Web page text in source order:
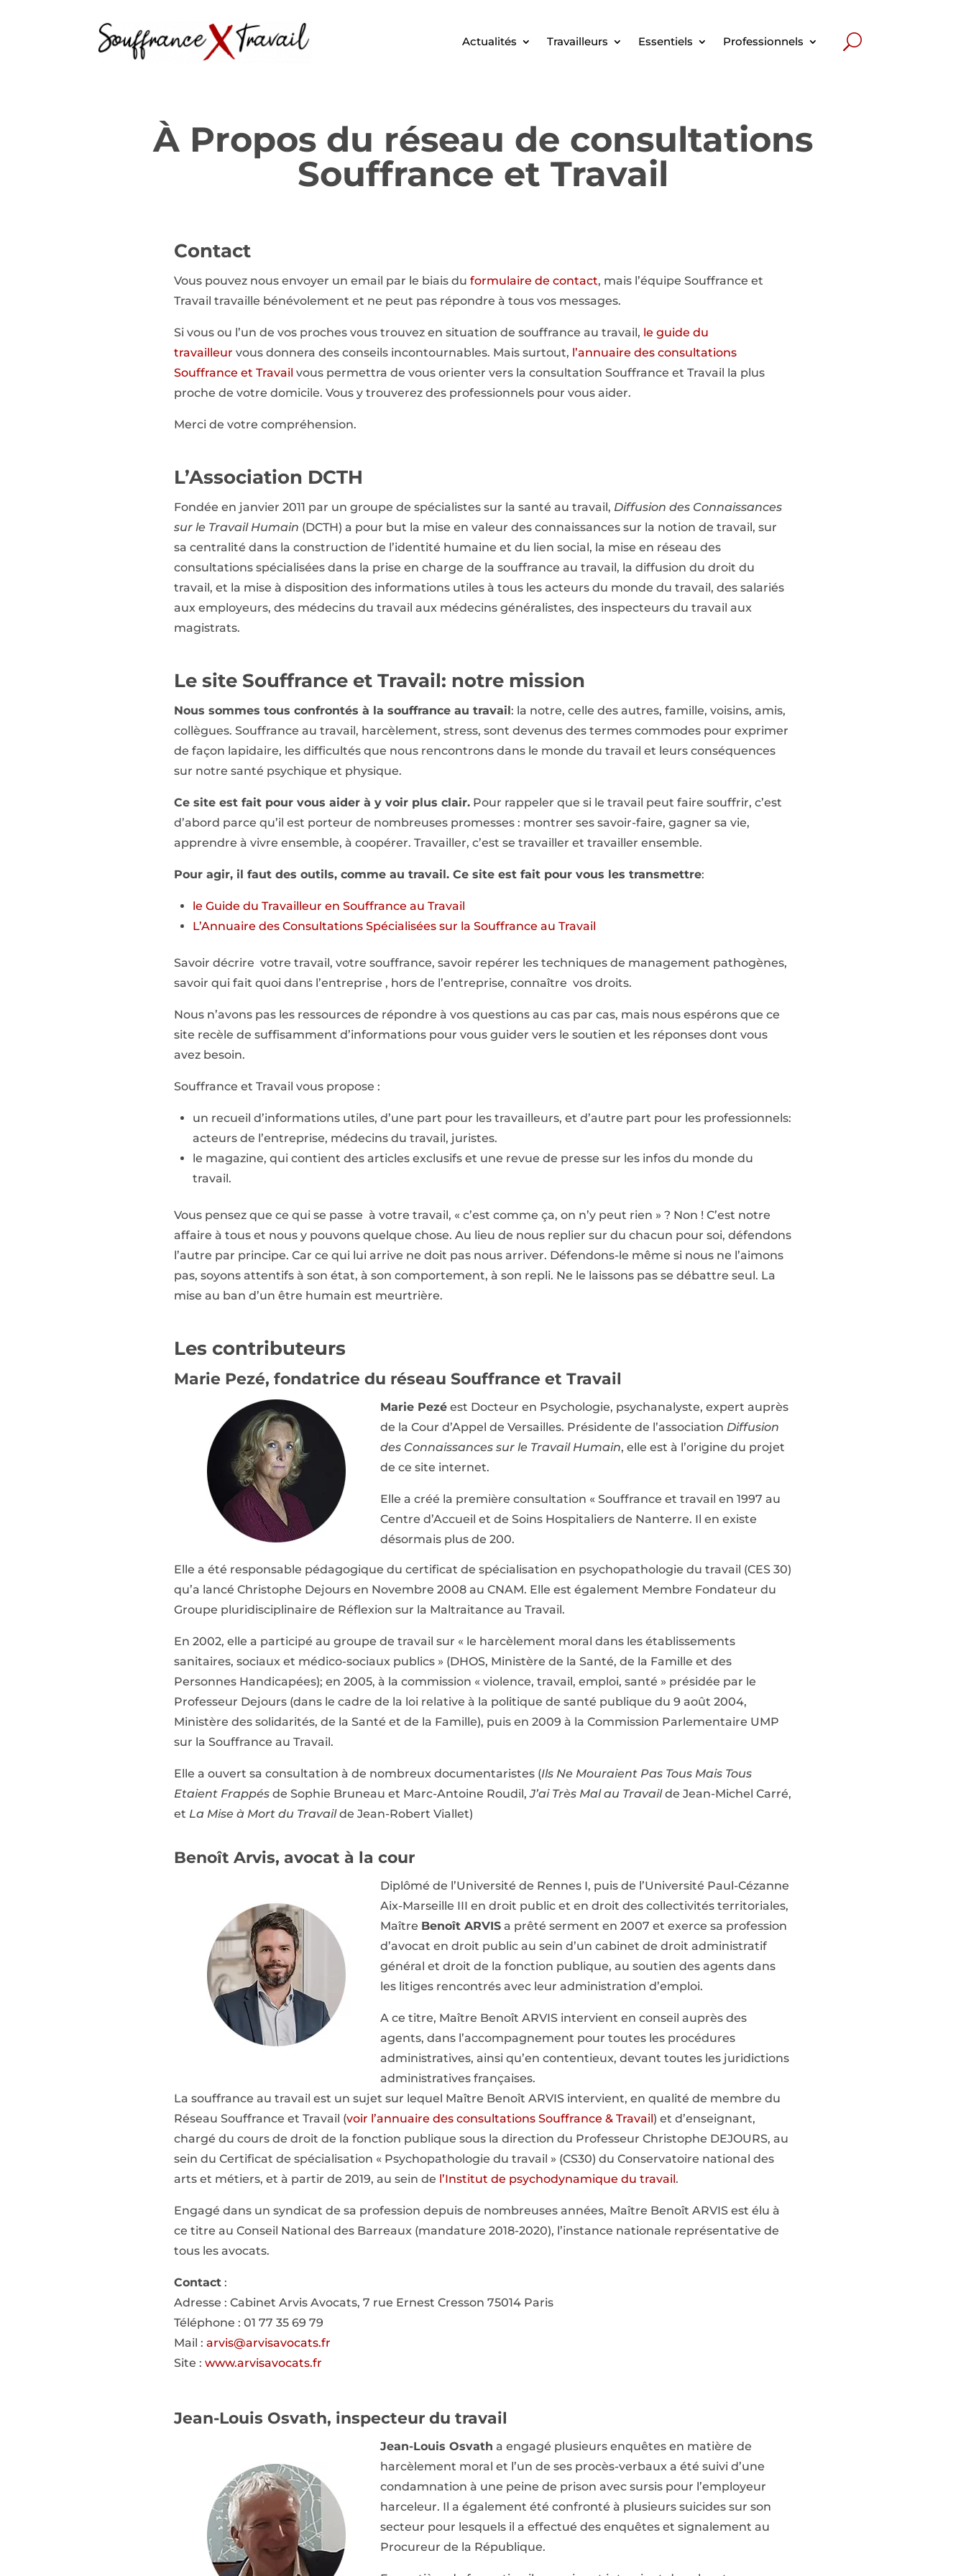
Actualités Travailleurs Essentiels Professionnels
À Propos du réseau de consultations
Souffrance et Travail
Contact
Vous pouvez nous envoyer un email par le biais du formulaire de contact, mais l’équipe Souffrance et
Travail travaille bénévolement et ne peut pas répondre à tous vos messages.
Si vous ou l’un de vos proches vous trouvez en situation de souffrance au travail, le guide du
travailleur vous donnera des conseils incontournables. Mais surtout, l’annuaire des consultations
Souffrance et Travail vous permettra de vous orienter vers la consultation Souffrance et Travail la plus
proche de votre domicile. Vous y trouverez des professionnels pour vous aider.
Merci de votre compréhension.
L’Association DCTH
Fondée en janvier 2011 par un groupe de spécialistes sur la santé au travail, Diffusion des Connaissances
sur le Travail Humain (DCTH) a pour but la mise en valeur des connaissances sur la notion de travail, sur
sa centralité dans la construction de l’identité humaine et du lien social, la mise en réseau des
consultations spécialisées dans la prise en charge de la souffrance au travail, la diffusion du droit du
travail, et la mise à disposition des informations utiles à tous les acteurs du monde du travail, des salariés
aux employeurs, des médecins du travail aux médecins généralistes, des inspecteurs du travail aux
magistrats.
Le site Souffrance et Travail: notre mission
Nous sommes tous confrontés à la souffrance au travail: la notre, celle des autres, famille, voisins, amis,
collègues. Souffrance au travail, harcèlement, stress, sont devenus des termes commodes pour exprimer
de façon lapidaire, les difficultés que nous rencontrons dans le monde du travail et leurs conséquences
sur notre santé psychique et physique.
Ce site est fait pour vous aider à y voir plus clair.Pour rappeler que si le travail peut faire souffrir, c’est
d’abord parce qu’il est porteur de nombreuses promesses : montrer ses savoir-faire, gagner sa vie,
apprendre à vivre ensemble, à coopérer. Travailler, c’est se travailler et travailler ensemble.
Pour agir, il faut des outils, comme au travail. Ce site est fait pour vous les transmettre:
le Guide du Travailleur en Souffrance au Travail
L’Annuaire des Consultations Spécialisées sur la Souffrance au Travail
Savoir décrire votre travail, votre souffrance, savoir repérer les techniques de management pathogènes,
savoir qui fait quoi dans l’entreprise , hors de l’entreprise, connaître vos droits.
Nous n’avons pas les ressources de répondre à vos questions au cas par cas, mais nous espérons que ce
site recèle de suffisamment d’informations pour vous guider vers le soutien et les réponses dont vous
avez besoin.
Souffrance et Travail vous propose :
un recueil d’informations utiles, d’une part pour les travailleurs, et d’autre part pour les professionnels:
acteurs de l’entreprise, médecins du travail, juristes.
le magazine, qui contient des articles exclusifs et une revue de presse sur les infos du monde du
travail.
Vous pensez que ce qui se passe à votre travail, « c’est comme ça, on n’y peut rien » ? Non ! C’est notre
affaire à tous et nous y pouvons quelque chose. Au lieu de nous replier sur du chacun pour soi, défendons
l’autre par principe. Car ce qui lui arrive ne doit pas nous arriver. Défendons-le même si nous ne l’aimons
pas, soyons attentifs à son état, à son comportement, à son repli. Ne le laissons pas se débattre seul. La
mise au ban d’un être humain est meurtrière.
Les contributeurs
Marie Pezé, fondatrice du réseau Souffrance et Travail
Marie Pezéest Docteur en Psychologie, psychanalyste, expert auprès
de la Cour d’Appel de Versailles. Présidente de l’association Diffusion
des Connaissances sur le Travail Humain, elle est à l’origine du projet
de ce site internet.
Elle a créé la première consultation « Souffrance et travail en 1997 au
Centre d’Accueil et de Soins Hospitaliers de Nanterre. Il en existe
désormais plus de 200.
Elle a été responsable pédagogique du certificat de spécialisation en psychopathologie du travail (CES 30)
qu’a lancé Christophe Dejours en Novembre 2008 au CNAM. Elle est également Membre Fondateur du
Groupe pluridisciplinaire de Réflexion sur la Maltraitance au Travail.
En 2002, elle a participé au groupe de travail sur « le harcèlement moral dans les établissements
sanitaires, sociaux et médico-sociaux publics » (DHOS, Ministère de la Santé, de la Famille et des
Personnes Handicapées); en 2005, à la commission « violence, travail, emploi, santé » présidée par le
Professeur Dejours (dans le cadre de la loi relative à la politique de santé publique du 9 août 2004,
Ministère des solidarités, de la Santé et de la Famille), puis en 2009 à la Commission Parlementaire UMP
sur la Souffrance au Travail.
Elle a ouvert sa consultation à de nombreux documentaristes (Ils Ne Mouraient Pas Tous Mais Tous
Etaient Frappésde Sophie Bruneau et Marc-Antoine Roudil,J’ai Très Mal au Travailde Jean-Michel Carré,
et La Mise à Mort du Travailde Jean-Robert Viallet)
Benoît Arvis, avocat à la cour
Diplômé de l’Université de Rennes I, puis de l’Université Paul-Cézanne
Aix-Marseille III en droit public et en droit des collectivités territoriales,
Maître Benoît ARVISa prêté serment en 2007 et exerce sa profession
d’avocat en droit public au sein d’un cabinet de droit administratif
général et droit de la fonction publique, au soutien des agents dans
les litiges rencontrés avec leur administration d’emploi.
A ce titre, Maître Benoît ARVIS intervient en conseil auprès des
agents, dans l’accompagnement pour toutes les procédures
administratives, ainsi qu’en contentieux, devant toutes les juridictions
administratives françaises.
La souffrance au travail est un sujet sur lequel Maître Benoît ARVIS intervient, en qualité de membre du
Réseau Souffrance et Travail (voir l’annuaire des consultations Souffrance & Travail) et d’enseignant,
chargé du cours de droit de la fonction publique sous la direction du Professeur Christophe DEJOURS, au
sein du Certificat de spécialisation « Psychopathologie du travail » (CS30) du Conservatoire national des
arts et métiers, et à partir de 2019, au sein de l’Institut de psychodynamique du travail.
Engagé dans un syndicat de sa profession depuis de nombreuses années, Maître Benoît ARVIS est élu à
ce titre au Conseil National des Barreaux (mandature 2018-2020), l’instance nationale représentative de
tous les avocats.
Contact:
Adresse : Cabinet Arvis Avocats, 7 rue Ernest Cresson 75014 Paris
Téléphone : 01 77 35 69 79
Mail : arvis@arvisavocats.fr
Site : www.arvisavocats.fr
Jean-Louis Osvath, inspecteur du travail
Jean-Louis Osvath a engagé plusieurs enquêtes en matière de
harcèlement moral et l’un de ses procès-verbaux a été suivi d’une
condamnation à une peine de prison avec sursis pour l’employeur
harceleur. Il a également été confronté à plusieurs suicides sur son
secteur pour lesquels il a effectué des enquêtes et signalement au
Procureur de la République.